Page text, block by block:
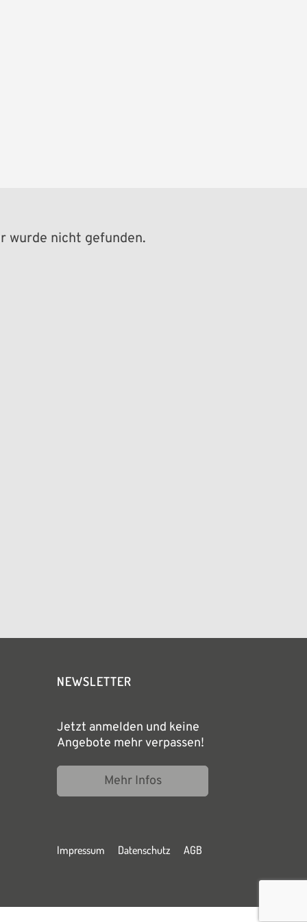
wurde nicht gefunden.
NEWSLETTER
Jetzt anmelden und keine
Angebote mehr verpassen!
Mehr Infos
Impressum Datenschutz AGB